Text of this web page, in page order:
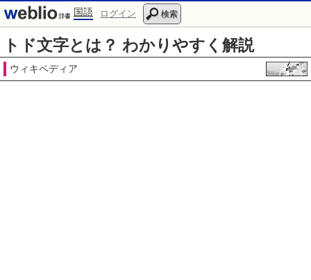
国語 ログイン 検索
トド文字とは？ わかりやすく解説
ウィキペディア